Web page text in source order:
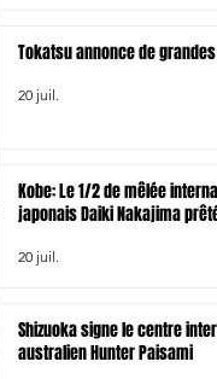
Tokatsu annonce de
20 juil.
Kobe: Le 1/2 de mêlée
japonais Daiki Nakajima
20 juil.
Shizuoka signe le centre
australien Hunter Paisami